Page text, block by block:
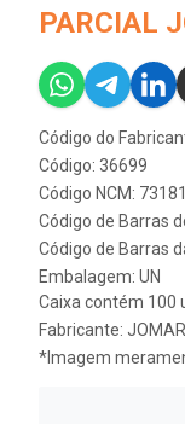
PARCIAL
Código do
Código: 36699
Código NCM:
Código de Barras
Código de Barras
Embalagem: UN
Caixa contém 100
Fabricante:
*Imagem